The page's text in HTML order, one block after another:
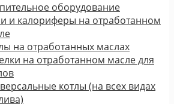
оборудование
и калориферы на отработанном
на отработанных маслах
на отработанном масле для
котлы (на всех видах